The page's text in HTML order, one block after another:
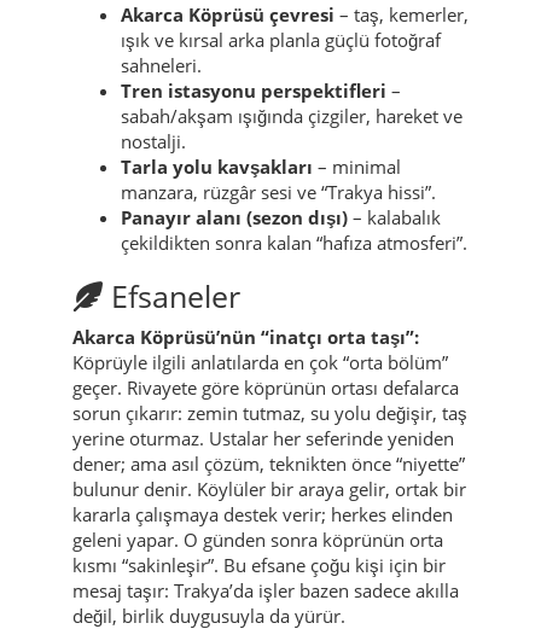
Akarca Köprüsü çevresi – taş, kemerler,
ışık ve kırsal arka planla güçlü fotoğraf
sahneleri.
Tren istasyonu perspektifleri –
sabah/akşam ışığında çizgiler, hareket ve
nostalji.
Tarla yolu kavşakları – minimal
manzara, rüzgâr sesi ve “Trakya hissi”.
Panayır alanı (sezon dışı) – kalabalık
çekildikten sonra kalan “hafıza atmosferi”.
Efsaneler
Akarca Köprüsü’nün “inatçı orta taşı”:
Köprüyle ilgili anlatılarda en çok “orta bölüm”
geçer. Rivayete göre köprünün ortası defalarca
sorun çıkarır: zemin tutmaz, su yolu değişir, taş
yerine oturmaz. Ustalar her seferinde yeniden
dener; ama asıl çözüm, teknikten önce “niyette”
bulunur denir. Köylüler bir araya gelir, ortak bir
kararla çalışmaya destek verir; herkes elinden
geleni yapar. O günden sonra köprünün orta
kısmı “sakinleşir”. Bu efsane çoğu kişi için bir
mesaj taşır: Trakya’da işler bazen sadece akılla
değil, birlik duygusuyla da yürür.